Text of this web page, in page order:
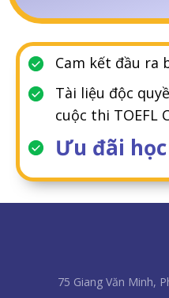
Cam kết đầu ra
Tài liệu độc
cuộc thi TOEFL
Ưu đãi
75 Giang Văn Minh,